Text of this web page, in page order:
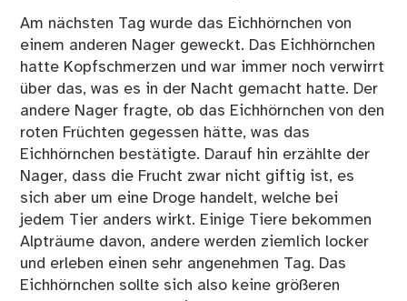
Am nächsten Tag wurde das Eichhörnchen von
einem anderen Nager geweckt. Das Eichhörnchen
hatte Kopfschmerzen und war immer noch verwirrt
über das, was es in der Nacht gemacht hatte. Der
andere Nager fragte, ob das Eichhörnchen von den
roten Früchten gegessen hätte, was das
Eichhörnchen bestätigte. Darauf hin erzählte der
Nager, dass die Frucht zwar nicht giftig ist, es
sich aber um eine Droge handelt, welche bei
jedem Tier anders wirkt. Einige Tiere bekommen
Alpträume davon, andere werden ziemlich locker
und erleben einen sehr angenehmen Tag. Das
Eichhörnchen sollte sich also keine größeren